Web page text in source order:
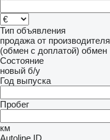
Тип объявления
продажа от производителя
(обмен с доплатой) обмен
Состояние
новый б/у
Год выпуска
Пробег
км
Autoline ID